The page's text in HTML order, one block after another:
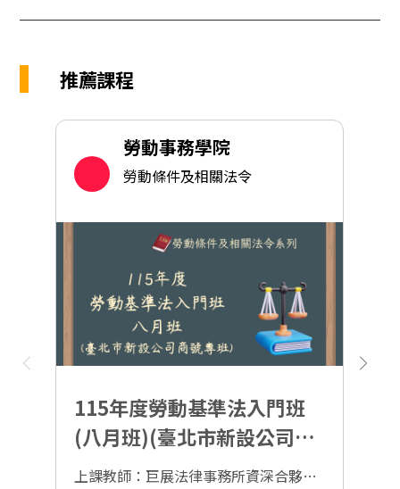
推薦課程
勞動事務學院
勞動條件及相關法令
115年度勞動基準法入門班
(八月班)(臺北市新設公司商
號專班)
上課教師：巨展法律事務所資深合夥人張軒豪律師